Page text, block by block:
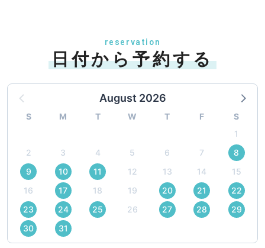
reservation
日付から予約する
August 2026
S M T W T F
S
1
2
3 4 5 6 7
8
9
10 11 12 13 14
15
16
17 18 19 20 21
22
23
24 25 26 27 28
29
30
31